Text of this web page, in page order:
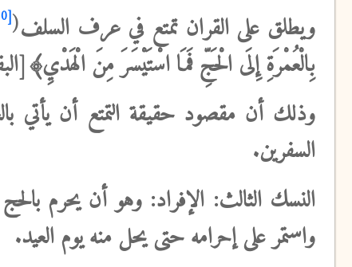
ويطلق على القران تمتع في عرف السلف(
[10]
بِالْعُمْرَةِ إِلَى الْحَجِّ فَمَا اسْتَيْسَرَ مِنَ
وذلك أن مقصود حقيقة التمتع أن يأتي
السفرين.
النسك الثالث: الإفراد: وهو أن يحرم
واستمر على إحرامه حتى يحل منه يوم العيد.